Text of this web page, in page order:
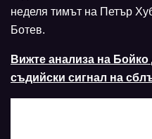
неделя тимът на Петър
Ботев.
Вижте анализа на
съдийски сигнал на